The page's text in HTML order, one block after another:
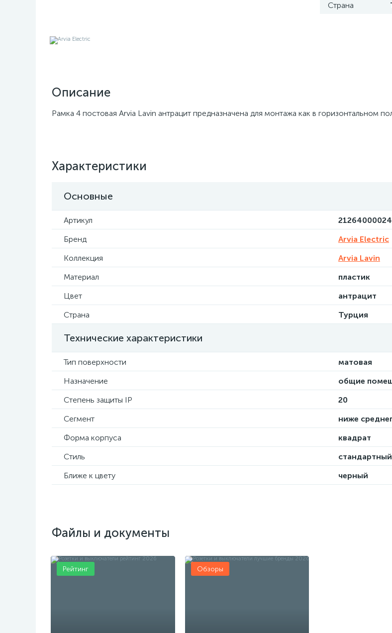
Страна
Описание
Рамка 4 постовая Arvia Lavin антрацит предназначена для монтажа как в горизонтальном
Характеристики
Основные
Артикул
Бренд
Arvia Electric
Коллекция
Arvia Lavin
Материал
пластик
Цвет
антрацит
Страна
Турция
Технические характеристики
Тип поверхности
матовая
Назначение
общие
Степень защиты IP
20
Сегмент
ниже
Форма корпуса
квадрат
Стиль
стандартный
Ближе к цвету
черный
Файлы и документы
Рейтинг Обзоры